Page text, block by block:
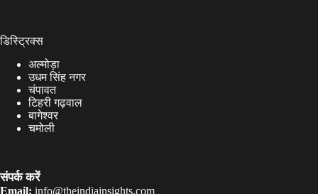
डिस्ट्रिक्स
अल्मोड़ा
उधम सिंह नगर
चंपावत
टिहरी गढ़वाल
बागेश्वर
चमोली
संपर्क करें
Email: info@theindiainsights.com